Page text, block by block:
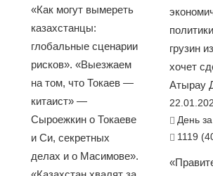
«Как могут вымереть
казахстанцы:
глобальные сценарии
рисков». «Выезжаем
на том, что Токаев —
китаист» —
Сыроежкин о Токаеве
и Си, секретных
делах и о Масимове».
грузин
хочет
Атырау
День
1119